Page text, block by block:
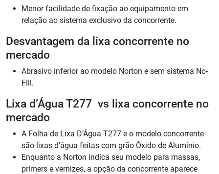
Menor facilidade de fixação ao equipamento em
relação ao sistema exclusivo da concorrente.
Desvantagem da lixa concorrente no
mercado
Abrasivo inferior ao modelo Norton e sem sistema No-
Fill.
Lixa d’Água T277 vs lixa concorrente no
mercado
A Folha de Lixa D’Água T277 e o modelo concorrente
são lixas d’água feitas com grão Óxido de Alumínio.
Enquanto a Norton indica seu modelo para massas,
primers e vernizes, a opção da concorrente aparece